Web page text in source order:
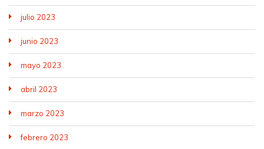
julio 2023
junio 2023
mayo 2023
abril 2023
marzo 2023
febrero 2023